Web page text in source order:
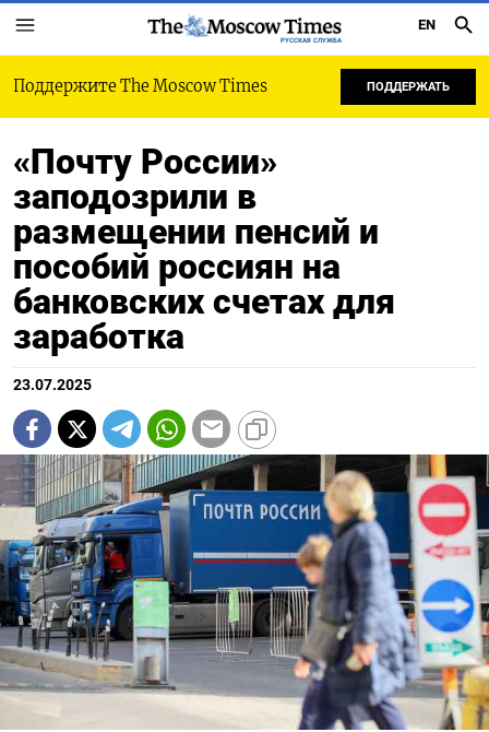
РУССКАЯ СЛУЖБА
EN
Поддержите The Moscow Times ПОДДЕРЖАТЬ
«Почту России»
заподозрили в
размещении пенсий и
пособий россиян на
банковских счетах для
заработка
23.07.2025